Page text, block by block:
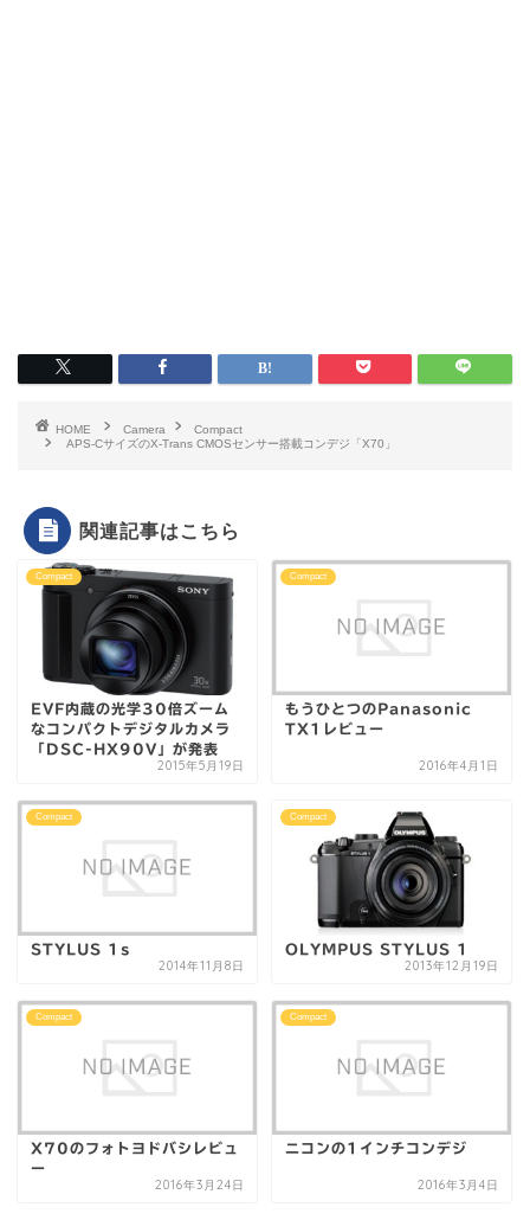
HOME Camera
Compact
APS-CサイズのX-Trans CMOSセンサー搭載コンデジ「X70」
関連記事はこちら
Compact
EVF内蔵の光学30倍ズーム
なコンパクトデジタルカメラ
「DSC-HX90V」が発表
2015年5月19日
Compact
もうひとつのPanasonic
TX1レビュー
2016年4月1日
Compact
STYLUS 1s
2014年11月8日
Compact
OLYMPUS STYLUS 1
2013年12月19日
Compact
X70のフォトヨドバシレビュ
ー
2016年3月24日
Compact
ニコンの1インチコンデジ
2016年3月4日